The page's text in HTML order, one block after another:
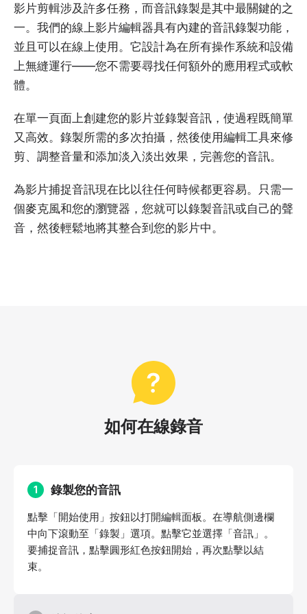
影片剪輯涉及許多任務，而音訊錄製是其中最關鍵的之
一。我們的線上影片編輯器具有內建的音訊錄製功能，
並且可以在線上使用。它設計為在所有操作系統和設備
上無縫運行——您不需要尋找任何額外的應用程式或軟
體。
在單一頁面上創建您的影片並錄製音訊，使過程既簡單
又高效。錄製所需的多次拍攝，然後使用編輯工具來修
剪、調整音量和添加淡入淡出效果，完善您的音訊。
為影片捕捉音訊現在比以往任何時候都更容易。只需一
個麥克風和您的瀏覽器，您就可以錄製音訊或自己的聲
音，然後輕鬆地將其整合到您的影片中。
如何在線錄音
1 錄製您的音訊
點擊「開始使用」按鈕以打開編輯面板。在導航側邊欄
中向下滾動至「錄製」選項。點擊它並選擇「音訊」。
要捕捉音訊，點擊圓形紅色按鈕開始，再次點擊以結
束。